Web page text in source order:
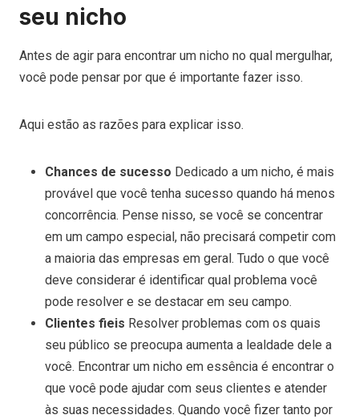
seu nicho
Antes de agir para encontrar um nicho no qual mergulhar,
você pode pensar por que é importante fazer isso.
Aqui estão as razões para explicar isso.
Chances de sucesso Dedicado a um nicho, é mais
provável que você tenha sucesso quando há menos
concorrência. Pense nisso, se você se concentrar
em um campo especial, não precisará competir com
a maioria das empresas em geral. Tudo o que você
deve considerar é identificar qual problema você
pode resolver e se destacar em seu campo.
Clientes fieis Resolver problemas com os quais
seu público se preocupa aumenta a lealdade dele a
você. Encontrar um nicho em essência é encontrar o
que você pode ajudar com seus clientes e atender
às suas necessidades. Quando você fizer tanto por